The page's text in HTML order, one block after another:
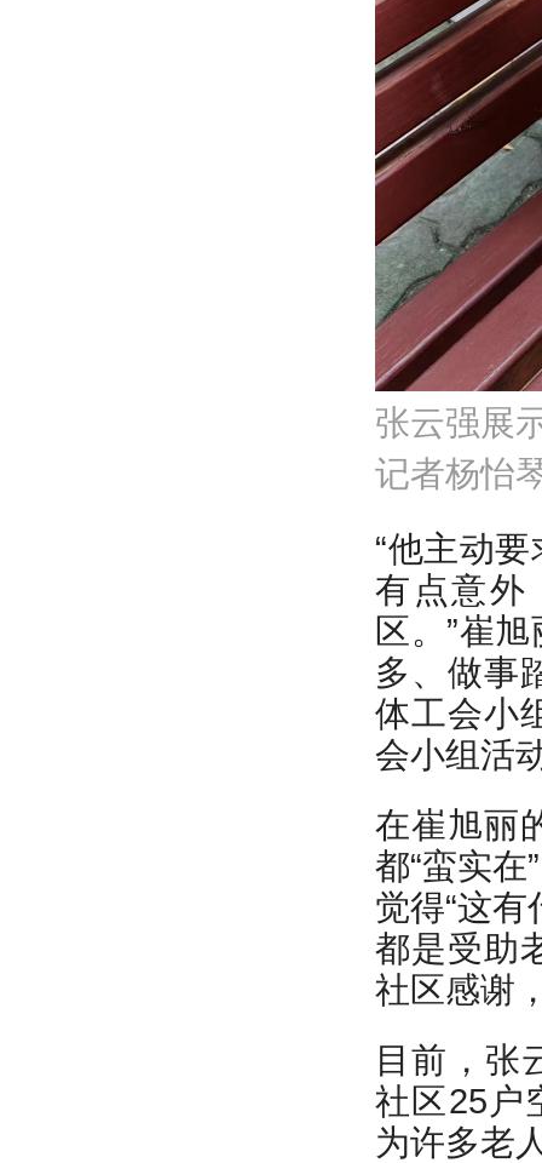
张云强展
记者杨怡
“他主动
有点意外
区。”崔
多、做事
体工会小
会小组活
在崔旭丽
都“蛮实
觉得“这
都是受助
社区感谢
目前，张
社区25户
为许多老